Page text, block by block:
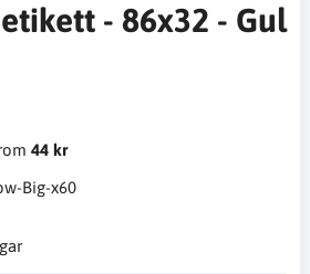
- 86x32 - Gul
44 kr
Big-x60